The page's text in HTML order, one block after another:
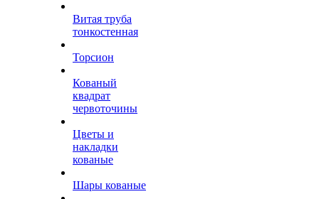
Витая труба
тонкостенная
Торсион
Кованый
квадрат
червоточины
Цветы и
накладки
кованые
Шары кованые